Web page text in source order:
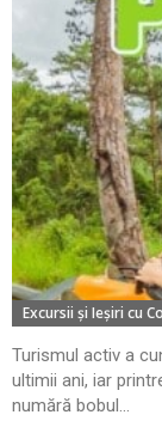
Excursii şi Ieşiri cu
Turismul activ a
ultimii ani, iar
numără bobul...